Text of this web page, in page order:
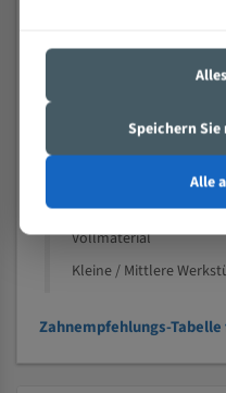
Nichteisenmetalle
Speziell entwickelt für
Vollmaterial
Kleine / Mittlere
Zahnempfehlungs-
Speichern
Alle